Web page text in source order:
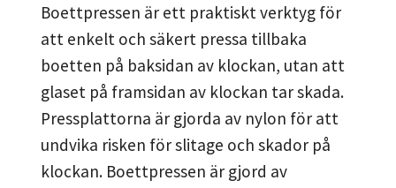
Boettpressen är ett praktiskt verktyg för
att enkelt och säkert pressa tillbaka
boetten på baksidan av klockan, utan att
glaset på framsidan av klockan tar skada.
Pressplattorna är gjorda av nylon för att
undvika risken för slitage och skador på
klockan. Boettpressen är gjord av